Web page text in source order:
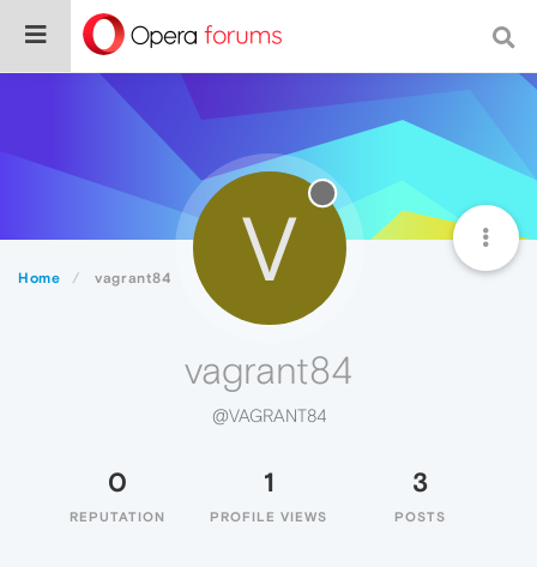
Home vagrant84 V
vagrant84
@VAGRANT84
0
REPUTATION
1
PROFILE VIEWS
3
POSTS